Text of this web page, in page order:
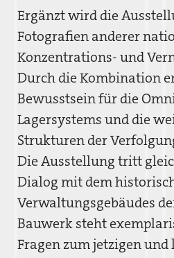
Ergänzt wird die
Fotografien anderer
Konzentrations- und
Durch die Kombination
Bewusstsein für die
Lagersystems und die
Strukturen der
Die Ausstellung tritt
Dialog mit dem
Verwaltungsgebäudes
Bauwerk steht
Fragen zum jetzigen